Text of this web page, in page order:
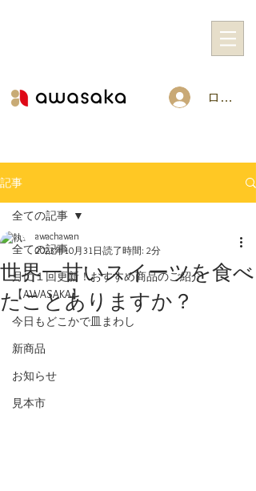
ログイン
記事
全ての記事
月に１回更新！おすすめ商品のご紹介
【AWASAKA】
今日もどこかで皿まわし
新商品
お知らせ
見本市
全ての記事
世界一甘いスイーツを食べ
たことありますか？
awachawan
2023年10月31日 読了時間: 2分